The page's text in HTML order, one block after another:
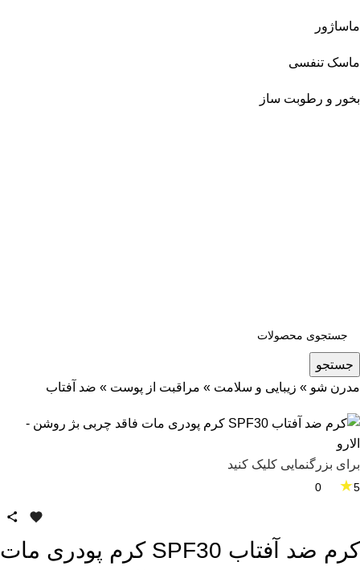
ماساژور
ماسک تنفسی
بخور و رطوبت ساز
جستجو
مدرن شو » زیبایی و سلامت » مراقبت از پوست » ضد آفتاب
برای بزرگنمایی کلیک کنید
5
★
کرم ضد آفتاب SPF30 کرم پودری مات